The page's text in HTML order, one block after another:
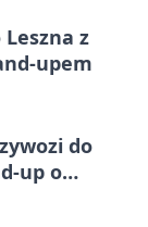
z
upem
do
up o